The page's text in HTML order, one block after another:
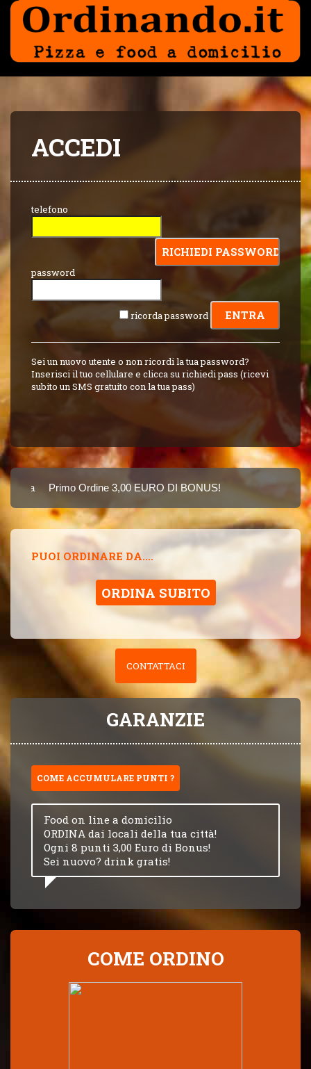
ACCEDI
telefono
password
ricorda password
Sei un nuovo utente o non ricordi la tua password?
Inserisci il tuo cellulare e clicca su richiedi pass (ricevi
subito un SMS gratuito con la tua pass)
Primo Ordine 3,00 EURO DI BONUS!
8 PUNTI 3,00
PUOI ORDINARE DA....
ORDINA SUBITO
CONTATTACI
GARANZIE
COME ACCUMULARE PUNTI ?
Food on line a domicilio
ORDINA dai locali della tua città!
Ogni 8 punti 3,00 Euro di Bonus!
Sei nuovo? drink gratis!
COME ORDINO